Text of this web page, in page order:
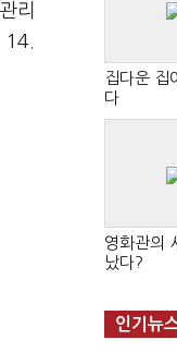
리
집다운 집
다
영화관의
났다?
인기뉴